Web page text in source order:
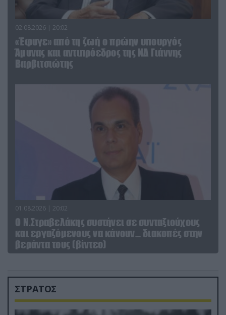
02.08.2026 | 20:02
«Έφυγε» από τη ζωή ο πρώην υπουργός
Άμυνας και αντιπρόεδρος της ΝΔ Γιάννης
Βαρβιτσιώτης
01.08.2026 | 20:02
Ο Ν.Στραβελάκης συστήνει σε συνταξιούχους
και εργαζόμενους να κάνουν… διακοπές στην
βεράντα τους (βίντεο)
ΣΤΡΑΤΟΣ